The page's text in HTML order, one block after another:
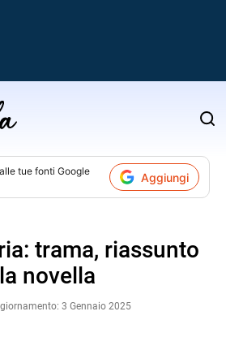
alle tue fonti Google
Aggiungi
trama, riassunto
novella
3 Gennaio 2025